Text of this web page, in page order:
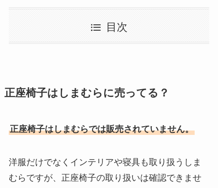
目次
正座椅子はしまむらに売ってる？
正座椅子はしまむらでは販売されていません。
洋服だけでなくインテリアや寝具も取り扱うしま
むらですが、正座椅子の取り扱いは確認できませ